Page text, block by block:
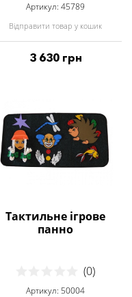
Артикул: 45789
Відправити товар у кошик
3 630 грн
Тактильне ігрове
панно
(0)
Артикул: 50004